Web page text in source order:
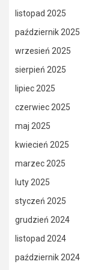
listopad 2025
październik 2025
wrzesień 2025
sierpień 2025
lipiec 2025
czerwiec 2025
maj 2025
kwiecień 2025
marzec 2025
luty 2025
styczeń 2025
grudzień 2024
listopad 2024
październik 2024